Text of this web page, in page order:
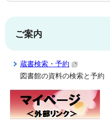
ご案内
蔵書検索・予約
図書館の資料の検索と予約